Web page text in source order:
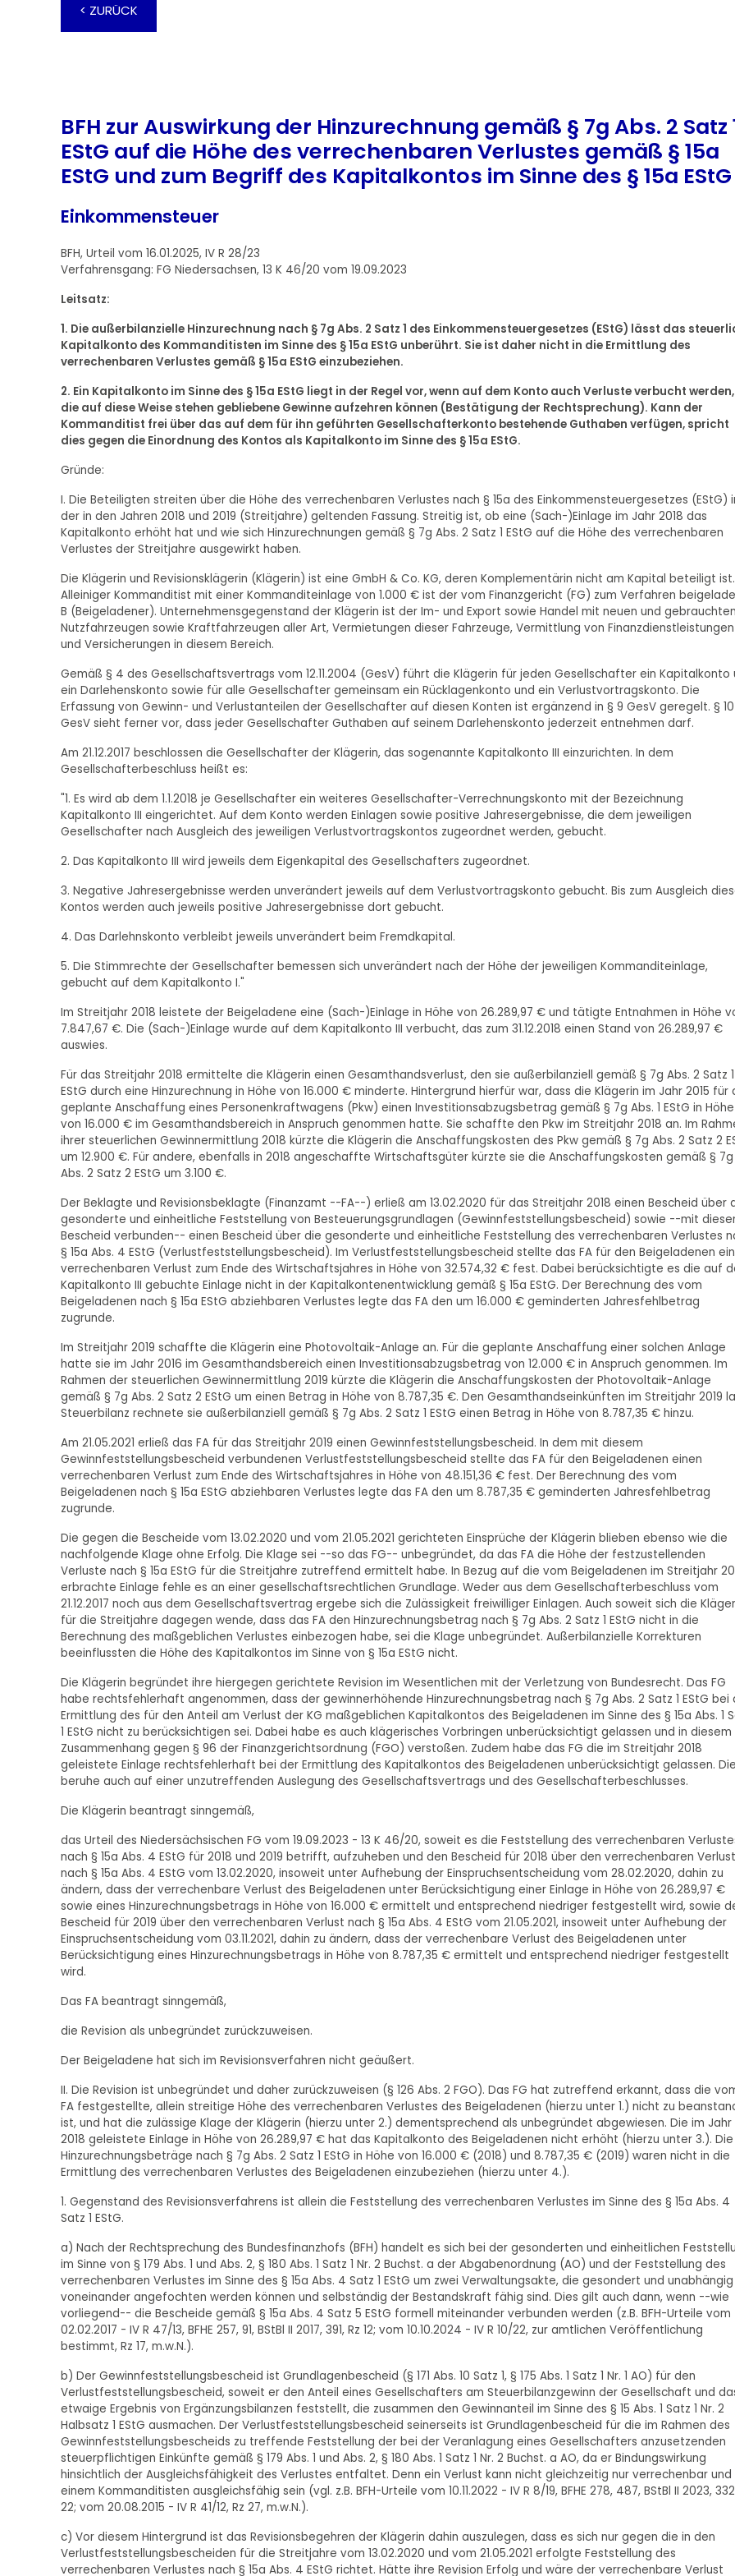
< ZURÜCK
BFH zur Auswirkung der Hinzurechnung gemäß § 7g Abs. 2 Satz
EStG auf die Höhe des verrechenbaren Verlustes gemäß § 15a
EStG und zum Begriff des Kapitalkontos im Sinne des § 15a EStG
Einkommensteuer
BFH, Urteil vom 16.01.2025, IV R 28/23
Verfahrensgang: FG Niedersachsen, 13 K 46/20 vom 19.09.2023
Leitsatz:
1. Die außerbilanzielle Hinzurechnung nach § 7g Abs. 2 Satz 1 des Einkommensteuergesetzes (EStG) lässt das
Kapitalkonto des Kommanditisten im Sinne des § 15a EStG unberührt. Sie ist daher nicht in die Ermittlung des
verrechenbaren Verlustes gemäß § 15a EStG einzubeziehen.
2. Ein Kapitalkonto im Sinne des § 15a EStG liegt in der Regel vor, wenn auf dem Konto auch Verluste verbucht werden,
die auf diese Weise stehen gebliebene Gewinne aufzehren können (Bestätigung der Rechtsprechung). Kann der
Kommanditist frei über das auf dem für ihn geführten Gesellschafterkonto bestehende Guthaben verfügen, spricht
dies gegen die Einordnung des Kontos als Kapitalkonto im Sinne des § 15a EStG.
Gründe:
I. Die Beteiligten streiten über die Höhe des verrechenbaren Verlustes nach § 15a des Einkommensteuergesetzes (EStG)
der in den Jahren 2018 und 2019 (Streitjahre) geltenden Fassung. Streitig ist, ob eine (Sach-)Einlage im Jahr 2018 das
Kapitalkonto erhöht hat und wie sich Hinzurechnungen gemäß § 7g Abs. 2 Satz 1 EStG auf die Höhe des verrechenbaren
Verlustes der Streitjahre ausgewirkt haben.
Die Klägerin und Revisionsklägerin (Klägerin) ist eine GmbH & Co. KG, deren Komplementärin nicht am Kapital beteiligt ist.
Alleiniger Kommanditist mit einer Kommanditeinlage von 1.000 € ist der vom Finanzgericht (FG) zum Verfahren
B (Beigeladener). Unternehmensgegenstand der Klägerin ist der Im- und Export sowie Handel mit neuen und gebrauchten
Nutzfahrzeugen sowie Kraftfahrzeugen aller Art, Vermietungen dieser Fahrzeuge, Vermittlung von Finanzdienstleistungen
und Versicherungen in diesem Bereich.
Gemäß § 4 des Gesellschaftsvertrags vom 12.11.2004 (GesV) führt die Klägerin für jeden Gesellschafter ein Kapitalkonto
ein Darlehenskonto sowie für alle Gesellschafter gemeinsam ein Rücklagenkonto und ein Verlustvortragskonto. Die
Erfassung von Gewinn- und Verlustanteilen der Gesellschafter auf diesen Konten ist ergänzend in § 9 GesV geregelt. § 10
GesV sieht ferner vor, dass jeder Gesellschafter Guthaben auf seinem Darlehenskonto jederzeit entnehmen darf.
Am 21.12.2017 beschlossen die Gesellschafter der Klägerin, das sogenannte Kapitalkonto III einzurichten. In dem
Gesellschafterbeschluss heißt es:
"1. Es wird ab dem 1.1.2018 je Gesellschafter ein weiteres Gesellschafter-Verrechnungskonto mit der Bezeichnung
Kapitalkonto III eingerichtet. Auf dem Konto werden Einlagen sowie positive Jahresergebnisse, die dem jeweiligen
Gesellschafter nach Ausgleich des jeweiligen Verlustvortragskontos zugeordnet werden, gebucht.
2. Das Kapitalkonto III wird jeweils dem Eigenkapital des Gesellschafters zugeordnet.
3. Negative Jahresergebnisse werden unverändert jeweils auf dem Verlustvortragskonto gebucht. Bis zum Ausgleich
Kontos werden auch jeweils positive Jahresergebnisse dort gebucht.
4. Das Darlehnskonto verbleibt jeweils unverändert beim Fremdkapital.
5. Die Stimmrechte der Gesellschafter bemessen sich unverändert nach der Höhe der jeweiligen Kommanditeinlage,
gebucht auf dem Kapitalkonto I."
Im Streitjahr 2018 leistete der Beigeladene eine (Sach-)Einlage in Höhe von 26.289,97 € und tätigte Entnahmen in Höhe
7.847,67 €. Die (Sach-)Einlage wurde auf dem Kapitalkonto III verbucht, das zum 31.12.2018 einen Stand von 26.289,97 €
auswies.
Für das Streitjahr 2018 ermittelte die Klägerin einen Gesamthandsverlust, den sie außerbilanziell gemäß § 7g Abs. 2 Satz 1
EStG durch eine Hinzurechnung in Höhe von 16.000 € minderte. Hintergrund hierfür war, dass die Klägerin im Jahr 2015 für
geplante Anschaffung eines Personenkraftwagens (Pkw) einen Investitionsabzugsbetrag gemäß § 7g Abs. 1 EStG in Höhe
von 16.000 € im Gesamthandsbereich in Anspruch genommen hatte. Sie schaffte den Pkw im Streitjahr 2018 an. Im
ihrer steuerlichen Gewinnermittlung 2018 kürzte die Klägerin die Anschaffungskosten des Pkw gemäß § 7g Abs. 2 Satz 2
um 12.900 €. Für andere, ebenfalls in 2018 angeschaffte Wirtschaftsgüter kürzte sie die Anschaffungskosten gemäß § 7g
Abs. 2 Satz 2 EStG um 3.100 €.
Der Beklagte und Revisionsbeklagte (Finanzamt --FA--) erließ am 13.02.2020 für das Streitjahr 2018 einen Bescheid über
gesonderte und einheitliche Feststellung von Besteuerungsgrundlagen (Gewinnfeststellungsbescheid) sowie --mit
Bescheid verbunden-- einen Bescheid über die gesonderte und einheitliche Feststellung des verrechenbaren Verlustes
§ 15a Abs. 4 EStG (Verlustfeststellungsbescheid). Im Verlustfeststellungsbescheid stellte das FA für den Beigeladenen
verrechenbaren Verlust zum Ende des Wirtschaftsjahres in Höhe von 32.574,32 € fest. Dabei berücksichtigte es die auf
Kapitalkonto III gebuchte Einlage nicht in der Kapitalkontenentwicklung gemäß § 15a EStG. Der Berechnung des vom
Beigeladenen nach § 15a EStG abziehbaren Verlustes legte das FA den um 16.000 € geminderten Jahresfehlbetrag
zugrunde.
Im Streitjahr 2019 schaffte die Klägerin eine Photovoltaik-Anlage an. Für die geplante Anschaffung einer solchen Anlage
hatte sie im Jahr 2016 im Gesamthandsbereich einen Investitionsabzugsbetrag von 12.000 € in Anspruch genommen. Im
Rahmen der steuerlichen Gewinnermittlung 2019 kürzte die Klägerin die Anschaffungskosten der Photovoltaik-Anlage
gemäß § 7g Abs. 2 Satz 2 EStG um einen Betrag in Höhe von 8.787,35 €. Den Gesamthandseinkünften im Streitjahr 2019
Steuerbilanz rechnete sie außerbilanziell gemäß § 7g Abs. 2 Satz 1 EStG einen Betrag in Höhe von 8.787,35 € hinzu.
Am 21.05.2021 erließ das FA für das Streitjahr 2019 einen Gewinnfeststellungsbescheid. In dem mit diesem
Gewinnfeststellungsbescheid verbundenen Verlustfeststellungsbescheid stellte das FA für den Beigeladenen einen
verrechenbaren Verlust zum Ende des Wirtschaftsjahres in Höhe von 48.151,36 € fest. Der Berechnung des vom
Beigeladenen nach § 15a EStG abziehbaren Verlustes legte das FA den um 8.787,35 € geminderten Jahresfehlbetrag
zugrunde.
Die gegen die Bescheide vom 13.02.2020 und vom 21.05.2021 gerichteten Einsprüche der Klägerin blieben ebenso wie die
nachfolgende Klage ohne Erfolg. Die Klage sei --so das FG-- unbegründet, da das FA die Höhe der festzustellenden
Verluste nach § 15a EStG für die Streitjahre zutreffend ermittelt habe. In Bezug auf die vom Beigeladenen im Streitjahr
erbrachte Einlage fehle es an einer gesellschaftsrechtlichen Grundlage. Weder aus dem Gesellschafterbeschluss vom
21.12.2017 noch aus dem Gesellschaftsvertrag ergebe sich die Zulässigkeit freiwilliger Einlagen. Auch soweit sich die
für die Streitjahre dagegen wende, dass das FA den Hinzurechnungsbetrag nach § 7g Abs. 2 Satz 1 EStG nicht in die
Berechnung des maßgeblichen Verlustes einbezogen habe, sei die Klage unbegründet. Außerbilanzielle Korrekturen
beeinflussten die Höhe des Kapitalkontos im Sinne von § 15a EStG nicht.
Die Klägerin begründet ihre hiergegen gerichtete Revision im Wesentlichen mit der Verletzung von Bundesrecht. Das FG
habe rechtsfehlerhaft angenommen, dass der gewinnerhöhende Hinzurechnungsbetrag nach § 7g Abs. 2 Satz 1 EStG bei
Ermittlung des für den Anteil am Verlust der KG maßgeblichen Kapitalkontos des Beigeladenen im Sinne des § 15a Abs. 1
1 EStG nicht zu berücksichtigen sei. Dabei habe es auch klägerisches Vorbringen unberücksichtigt gelassen und in diesem
Zusammenhang gegen § 96 der Finanzgerichtsordnung (FGO) verstoßen. Zudem habe das FG die im Streitjahr 2018
geleistete Einlage rechtsfehlerhaft bei der Ermittlung des Kapitalkontos des Beigeladenen unberücksichtigt gelassen.
beruhe auch auf einer unzutreffenden Auslegung des Gesellschaftsvertrags und des Gesellschafterbeschlusses.
Die Klägerin beantragt sinngemäß,
das Urteil des Niedersächsischen FG vom 19.09.2023 - 13 K 46/20, soweit es die Feststellung des verrechenbaren
nach § 15a Abs. 4 EStG für 2018 und 2019 betrifft, aufzuheben und den Bescheid für 2018 über den verrechenbaren Verlust
nach § 15a Abs. 4 EStG vom 13.02.2020, insoweit unter Aufhebung der Einspruchsentscheidung vom 28.02.2020, dahin zu
ändern, dass der verrechenbare Verlust des Beigeladenen unter Berücksichtigung einer Einlage in Höhe von 26.289,97 €
sowie eines Hinzurechnungsbetrags in Höhe von 16.000 € ermittelt und entsprechend niedriger festgestellt wird, sowie
Bescheid für 2019 über den verrechenbaren Verlust nach § 15a Abs. 4 EStG vom 21.05.2021, insoweit unter Aufhebung der
Einspruchsentscheidung vom 03.11.2021, dahin zu ändern, dass der verrechenbare Verlust des Beigeladenen unter
Berücksichtigung eines Hinzurechnungsbetrags in Höhe von 8.787,35 € ermittelt und entsprechend niedriger festgestellt
wird.
Das FA beantragt sinngemäß,
die Revision als unbegründet zurückzuweisen.
Der Beigeladene hat sich im Revisionsverfahren nicht geäußert.
II. Die Revision ist unbegründet und daher zurückzuweisen (§ 126 Abs. 2 FGO). Das FG hat zutreffend erkannt, dass die
FA festgestellte, allein streitige Höhe des verrechenbaren Verlustes des Beigeladenen (hierzu unter 1.) nicht zu
ist, und hat die zulässige Klage der Klägerin (hierzu unter 2.) dementsprechend als unbegründet abgewiesen. Die im Jahr
2018 geleistete Einlage in Höhe von 26.289,97 € hat das Kapitalkonto des Beigeladenen nicht erhöht (hierzu unter 3.). Die
Hinzurechnungsbeträge nach § 7g Abs. 2 Satz 1 EStG in Höhe von 16.000 € (2018) und 8.787,35 € (2019) waren nicht in die
Ermittlung des verrechenbaren Verlustes des Beigeladenen einzubeziehen (hierzu unter 4.).
1. Gegenstand des Revisionsverfahrens ist allein die Feststellung des verrechenbaren Verlustes im Sinne des § 15a Abs. 4
Satz 1 EStG.
a) Nach der Rechtsprechung des Bundesfinanzhofs (BFH) handelt es sich bei der gesonderten und einheitlichen
im Sinne von § 179 Abs. 1 und Abs. 2, § 180 Abs. 1 Satz 1 Nr. 2 Buchst. a der Abgabenordnung (AO) und der Feststellung des
verrechenbaren Verlustes im Sinne des § 15a Abs. 4 Satz 1 EStG um zwei Verwaltungsakte, die gesondert und unabhängig
voneinander angefochten werden können und selbständig der Bestandskraft fähig sind. Dies gilt auch dann, wenn --wie
vorliegend-- die Bescheide gemäß § 15a Abs. 4 Satz 5 EStG formell miteinander verbunden werden (z.B. BFH-Urteile vom
02.02.2017 - IV R 47/13, BFHE 257, 91, BStBl II 2017, 391, Rz 12; vom 10.10.2024 - IV R 10/22, zur amtlichen Veröffentlichung
bestimmt, Rz 17, m.w.N.).
b) Der Gewinnfeststellungsbescheid ist Grundlagenbescheid (§ 171 Abs. 10 Satz 1, § 175 Abs. 1 Satz 1 Nr. 1 AO) für den
Verlustfeststellungsbescheid, soweit er den Anteil eines Gesellschafters am Steuerbilanzgewinn der Gesellschaft und
etwaige Ergebnis von Ergänzungsbilanzen feststellt, die zusammen den Gewinnanteil im Sinne des § 15 Abs. 1 Satz 1 Nr. 2
Halbsatz 1 EStG ausmachen. Der Verlustfeststellungsbescheid seinerseits ist Grundlagenbescheid für die im Rahmen des
Gewinnfeststellungsbescheids zu treffende Feststellung der bei der Veranlagung eines Gesellschafters anzusetzenden
steuerpflichtigen Einkünfte gemäß § 179 Abs. 1 und Abs. 2, § 180 Abs. 1 Satz 1 Nr. 2 Buchst. a AO, da er Bindungswirkung
hinsichtlich der Ausgleichsfähigkeit des Verlustes entfaltet. Denn ein Verlust kann nicht gleichzeitig nur verrechenbar und
einem Kommanditisten ausgleichsfähig sein (vgl. z.B. BFH-Urteile vom 10.11.2022 - IV R 8/19, BFHE 278, 487, BStBl II 2023,
22; vom 20.08.2015 - IV R 41/12, Rz 27, m.w.N.).
c) Vor diesem Hintergrund ist das Revisionsbegehren der Klägerin dahin auszulegen, dass es sich nur gegen die in den
Verlustfeststellungsbescheiden für die Streitjahre vom 13.02.2020 und vom 21.05.2021 erfolgte Feststellung des
verrechenbaren Verlustes nach § 15a Abs. 4 EStG richtet. Hätte ihre Revision Erfolg und wäre der verrechenbare Verlust